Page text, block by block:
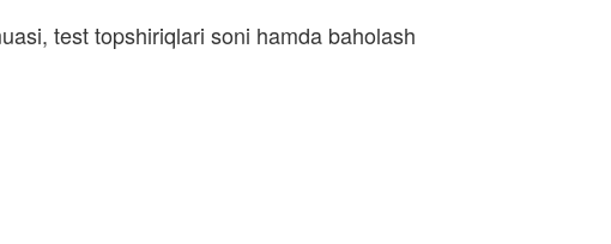
test topshiriqlari soni hamda baholash